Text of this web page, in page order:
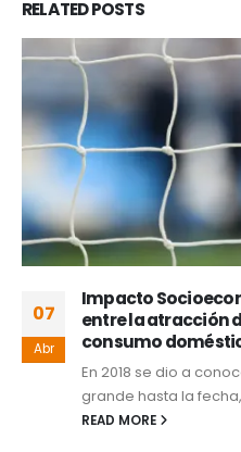
RELATEDPOSTS
07
Abr
Impacto
entre la atracción
consumo
En 2018 se dio a
grande hasta la
READ MORE